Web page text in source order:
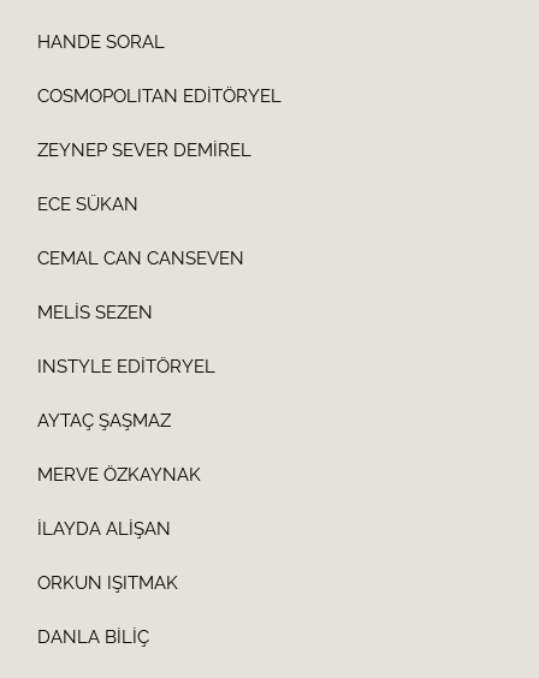
HANDE SORAL
COSMOPOLITAN EDİTÖRYEL
ZEYNEP SEVER DEMİREL
ECE SÜKAN
CEMAL CAN CANSEVEN
MELİS SEZEN
INSTYLE EDİTÖRYEL
AYTAÇ ŞAŞMAZ
MERVE ÖZKAYNAK
İLAYDA ALİŞAN
ORKUN IŞITMAK
DANLA BİLİÇ